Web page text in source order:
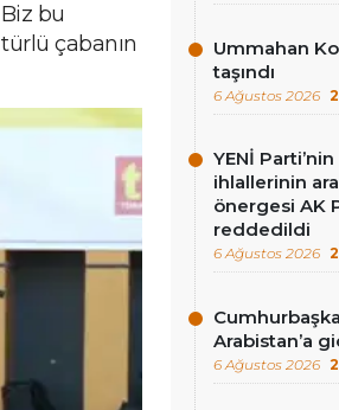
bu
çabanın
Ummahan
taşındı
6 Ağustos 2026
YENİ
ihlallerinin
önergesi AK
reddedildi
6 Ağustos 2026
Arabistan’a
6 Ağustos 2026